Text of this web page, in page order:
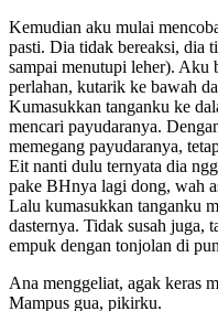
Kemudian aku mulai
pasti. Dia tidak bereaksi, dia
sampai menutupi leher). Aku
perlahan, kutarik ke bawah
Kumasukkan tanganku ke
mencari payudaranya.
memegang payudaranya,
Eit nanti dulu ternyata dia
pake BHnya lagi dong, wah
Lalu kumasukkan tanganku
dasternya. Tidak susah juga,
empuk dengan tonjolan di
Ana menggeliat, agak keras
Mampus gua, pikirku.